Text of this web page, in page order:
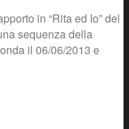
in “Rita ed Io” del
sequenza della
il 06/06/2013 e